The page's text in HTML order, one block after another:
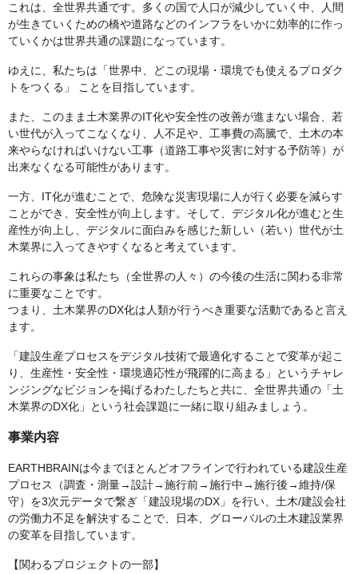
これは、全世界共通です。多くの国で人口が減少していく中、人間
が生きていくための橋や道路などのインフラをいかに効率的に作っ
ていくかは世界共通の課題になっています。
ゆえに、私たちは「世界中、どこの現場・環境でも使えるプロダク
トをつくる」 ことを目指しています。
また、このまま土木業界のIT化や安全性の改善が進まない場合、若
い世代が入ってこなくなり、人不足や、工事費の高騰で、土木の本
来やらなければいけない工事（道路工事や災害に対する予防等）が
出来なくなる可能性があります。
一方、IT化が進むことで、危険な災害現場に人が行く必要を減らす
ことができ、安全性が向上します。そして、デジタル化が進むと生
産性が向上し、デジタルに面白みを感じた新しい（若い）世代が土
木業界に入ってきやすくなると考えています。
これらの事象は私たち（全世界の人々）の今後の生活に関わる非常
に重要なことです。
つまり、土木業界のDX化は人類が行うべき重要な活動であると言え
ます。
「建設生産プロセスをデジタル技術で最適化することで変革が起こ
り、生産性・安全性・環境適応性が飛躍的に高まる」というチャレ
ンジングなビジョンを掲げるわたしたちと共に、全世界共通の「土
木業界のDX化」という社会課題に一緒に取り組みましょう。
事業内容
EARTHBRAINは今までほとんどオフラインで行われている建設生産
プロセス（調査・測量→設計→施行前→施行中→施行後→維持/保
守）を3次元データで繋ぎ「建設現場のDX」を行い、土木/建設会社
の労働力不足を解決することで、日本、グローバルの土木建設業界
の変革を目指しています。
【関わるプロジェクトの一部】